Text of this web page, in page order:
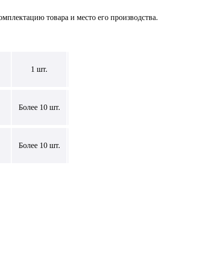
товара и место его производства.
1 шт.
Более 10 шт.
Более 10 шт.